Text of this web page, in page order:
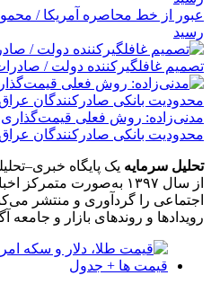
عبور از خط محاصره آمریکا /
رسید
تصمیم غافلگیرکننده دولت /
مدنی‌زاده: روش فعلی
محدودیت بانکی صادرکنندگان
تحلیل سرمایه یک پایگاه
از سال ۱۳۹۷ به‌صورت
اجتماعی را گردآوری و منتشر
رویدادها و روندهای بازار و جامعه